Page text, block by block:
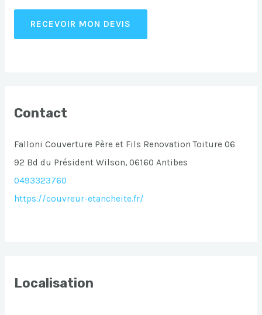
RECEVOIR MON DEVIS
Contact
Falloni Couverture Père et Fils Renovation Toiture 06
92 Bd du Président Wilson, 06160 Antibes
0493323760
https://couvreur-etancheite.fr/
Localisation